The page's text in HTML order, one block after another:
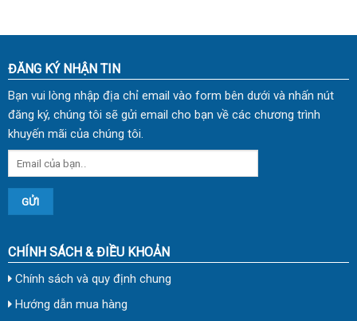
ĐĂNG KÝ NHẬN TIN
Bạn vui lòng nhập địa chỉ email vào form bên dưới và nhấn nút
đăng ký, chúng tôi sẽ gửi email cho bạn về các chương trình
khuyến mãi của chúng tôi.
CHÍNH SÁCH & ĐIỀU KHOẢN
Chính sách và quy định chung
Hướng dẫn mua hàng